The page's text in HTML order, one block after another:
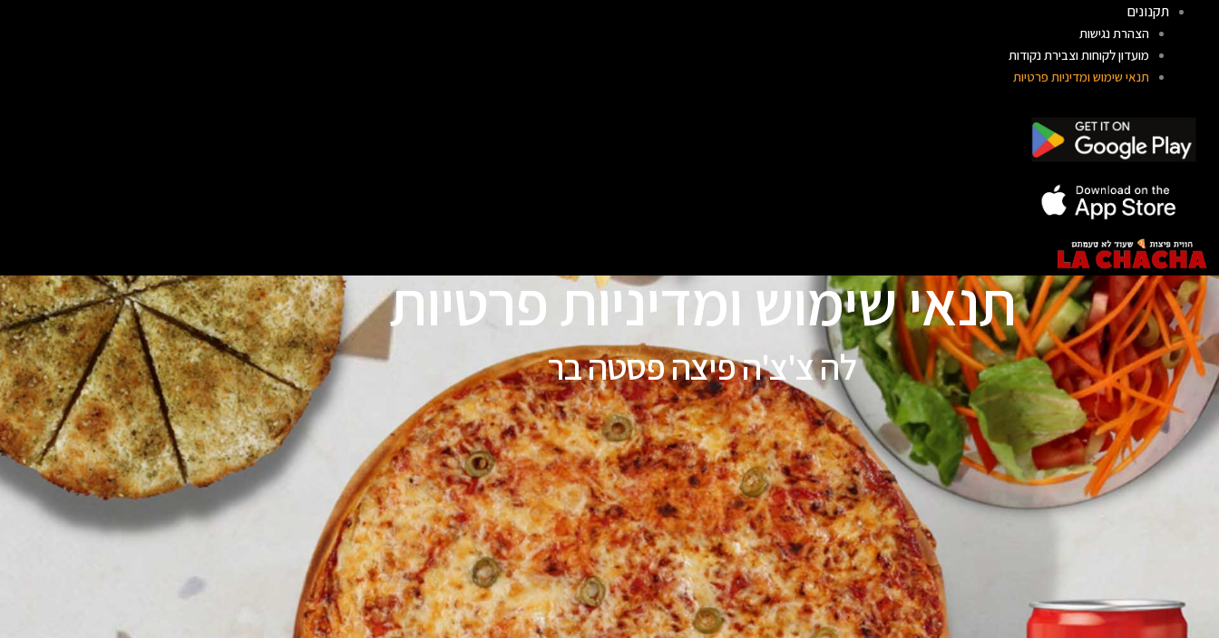
תקנונים
הצהרת נגישות
מועדון לקוחות וצבירת נקודות
תנאי שימוש ומדיניות פרטיות
תנאי שימוש ומדיניות פרטיות
לה צ'צ'ה פיצה פסטה בר